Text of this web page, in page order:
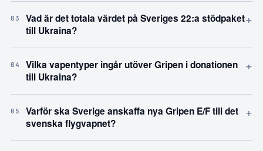
03
Vad är det totala värdet på Sveriges 22:a stödpaket
till Ukraina?
+
04
Vilka vapentyper ingår utöver Gripen i donationen
till Ukraina?
+
05
Varför ska Sverige anskaffa nya Gripen E/F till det
svenska flygvapnet?
+